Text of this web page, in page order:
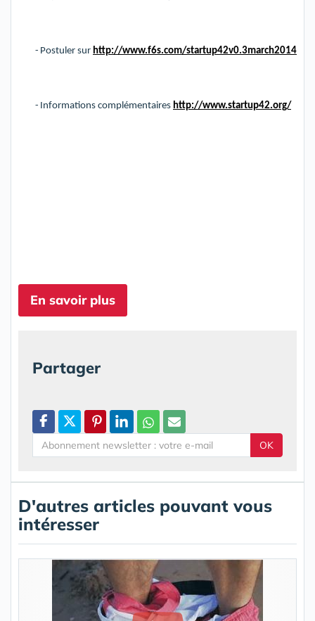
- Postuler sur http://www.f6s.com/startup42v0.3march2014
- Informations complémentaires http://www.startup42.org/
En savoir plus
Partager
OK
D'autres articles pouvant vous
intéresser